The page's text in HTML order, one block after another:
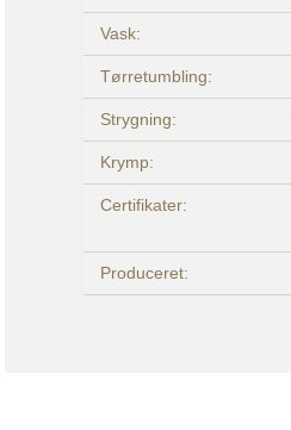
Vask:
Tørretumbling:
Strygning:
Krymp:
Certifikater:
Produceret: